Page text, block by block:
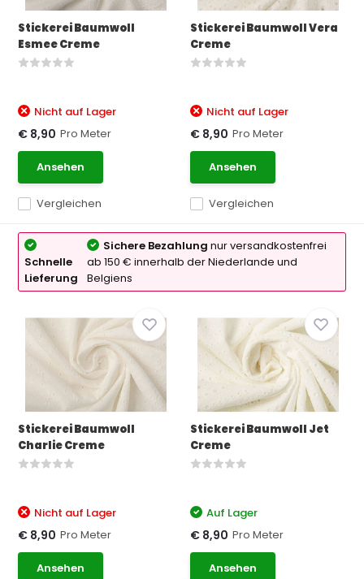
Stickerei Baumwoll
Esmee Creme
Vergleichen
Nicht auf Lager
€ 8,90 Pro Meter
Ansehen
Stickerei Baumwoll Vera
Creme
Vergleichen
Nicht auf Lager
€ 8,90 Pro Meter
Ansehen
Schnelle
Lieferung
Sichere Bezahlung nur versandkostenfrei
ab 150 € innerhalb der Niederlande und
Belgiens
Stickerei Baumwoll
Charlie Creme
Nicht auf Lager
€ 8,90 Pro Meter
Ansehen
Stickerei Baumwoll Jet
Creme
Auf Lager
€ 8,90 Pro Meter
Ansehen